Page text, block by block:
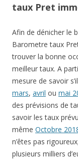
taux Pret
Afin de dénicher le
Barometre taux
trouver la bonne
meilleur taux. A
mesure de savoir
mars, avril ou mai
des prévisions de
savoir les taux
même Octobre
n’êtes pas
plusieurs milliers